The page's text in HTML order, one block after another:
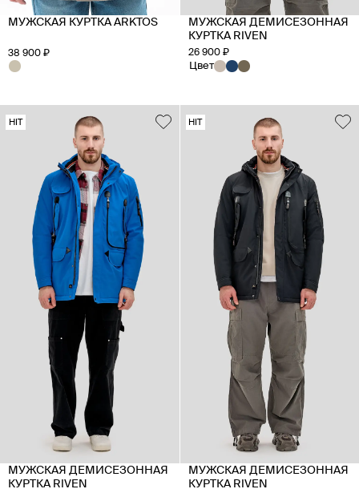
МУЖСКАЯ КУРТКА ARKTOS
38 900 ₽
МУЖСКАЯ ДЕМИСЕЗОННАЯ
КУРТКА RIVEN
26 900 ₽
Цвет
HIT
МУЖСКАЯ ДЕМИСЕЗОННАЯ
КУРТКА RIVEN
HIT
МУЖСКАЯ ДЕМИСЕЗОННАЯ
КУРТКА RIVEN